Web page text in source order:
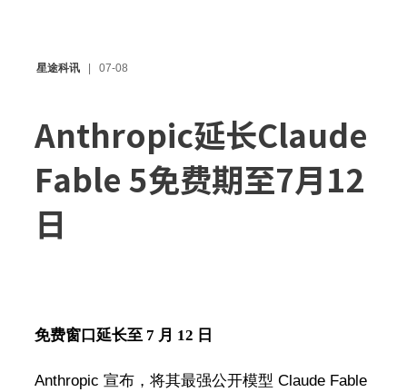
星途科讯 07-08
Anthropic延长Claude
Fable 5免费期至7月12
日
免费窗口延长至 7 月 12 日
Anthropic 宣布，将其最强公开模型 Claude Fable